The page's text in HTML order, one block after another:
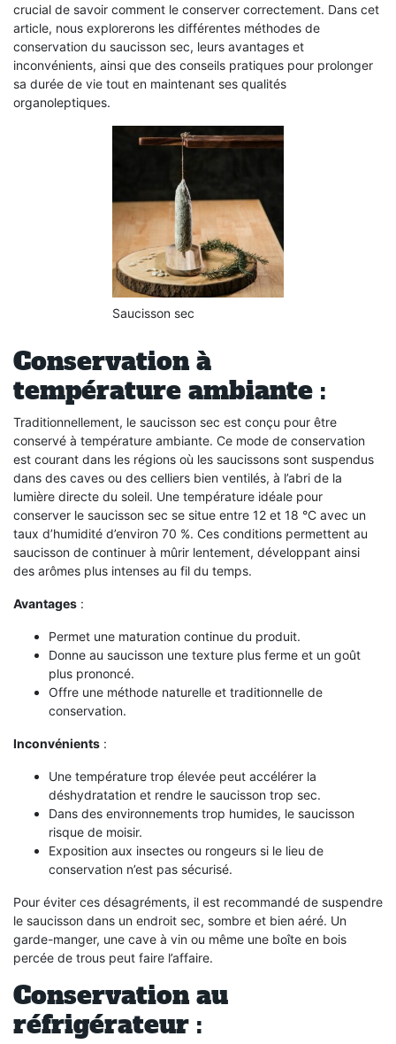
crucial de savoir comment le conserver correctement. Dans cet
article, nous explorerons les différentes méthodes de
conservation du saucisson sec, leurs avantages et
inconvénients, ainsi que des conseils pratiques pour prolonger
sa durée de vie tout en maintenant ses qualités
organoleptiques.
Saucisson sec
Conservation à
température ambiante :
Traditionnellement, le saucisson sec est conçu pour être
conservé à température ambiante. Ce mode de conservation
est courant dans les régions où les saucissons sont suspendus
dans des caves ou des celliers bien ventilés, à l’abri de la
lumière directe du soleil. Une température idéale pour
conserver le saucisson sec se situe entre 12 et 18 °C avec un
taux d’humidité d’environ 70 %. Ces conditions permettent au
saucisson de continuer à mûrir lentement, développant ainsi
des arômes plus intenses au fil du temps.
Avantages :
Permet une maturation continue du produit.
Donne au saucisson une texture plus ferme et un goût
plus prononcé.
Offre une méthode naturelle et traditionnelle de
conservation.
Inconvénients :
Une température trop élevée peut accélérer la
déshydratation et rendre le saucisson trop sec.
Dans des environnements trop humides, le saucisson
risque de moisir.
Exposition aux insectes ou rongeurs si le lieu de
conservation n’est pas sécurisé.
Pour éviter ces désagréments, il est recommandé de suspendre
le saucisson dans un endroit sec, sombre et bien aéré. Un
garde-manger, une cave à vin ou même une boîte en bois
percée de trous peut faire l’affaire.
Conservation au
réfrigérateur :